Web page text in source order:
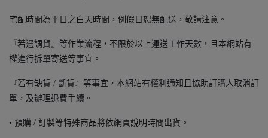
宅配時間為平日之白天時間，例假日恕無配送，敬請注意。
『若遇調貨』等作業流程，不限於以上運送工作天數，且本網站有
權進行拆單寄送等事宜。
『若有缺貨 / 斷貨』等事宜，本網站有權利通知且協助訂購人取消訂
單，及辦理退費手續。
• 預購 / 訂製等特殊商品將依網頁說明時間出貨。